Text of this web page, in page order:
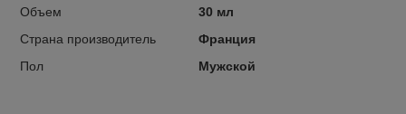
Объем
30 мл
Страна производитель
Франция
Пол
Мужской